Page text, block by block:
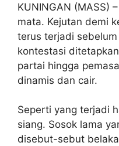
KUNINGAN (MASS)
mata. Kejutan demi
terus terjadi
kontestasi
partai hingga
dinamis dan cair.
Seperti yang terjadi
siang. Sosok lama
disebut-sebut